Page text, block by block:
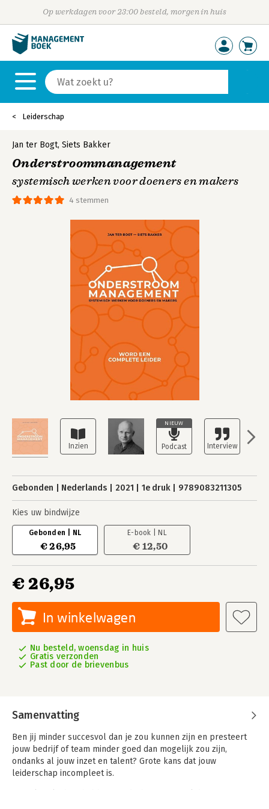
Op werkdagen voor 23:00 besteld, morgen in huis
Leiderschap
NIEUW
4 stemmen
Jan ter Bogt, Siets Bakker
Onderstroommanagement
systemisch werken voor doeners en makers
Gebonden Nederlands 2021 1e druk 9789083211305
Kies uw bindwijze
Gebonden | NL
€ 26,95
E-book | NL
€ 12,50
€ 26,95
In winkelwagen
Nu besteld, woensdag in huis
Gratis verzonden
Past door de brievenbus
Samenvatting
Ben jij minder succesvol dan je zou kunnen zijn en presteert
jouw bedrijf of team minder goed dan mogelijk zou zijn,
ondanks al jouw inzet en talent? Grote kans dat jouw
leiderschap incompleet is.